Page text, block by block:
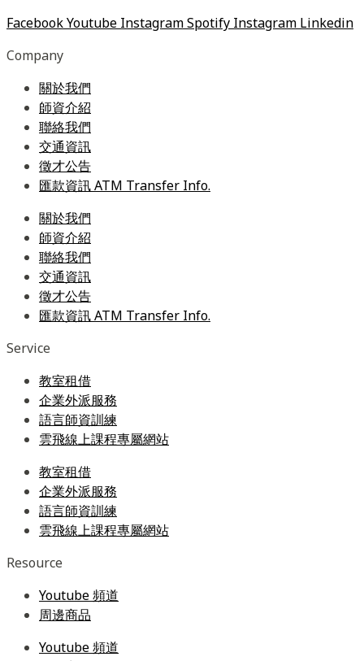
FacebookYoutube InstagramSpotify Instagram Linkedin
Company
關於我們
師資介紹
聯絡我們
交通資訊
徵才公告
匯款資訊 ATM Transfer Info.
關於我們
師資介紹
聯絡我們
交通資訊
徵才公告
匯款資訊 ATM Transfer Info.
Service
教室租借
企業外派服務
語言師資訓練
雲飛線上課程專屬網站
教室租借
企業外派服務
語言師資訓練
雲飛線上課程專屬網站
Resource
Youtube 頻道
周邊商品
Youtube 頻道